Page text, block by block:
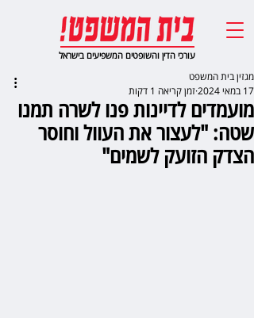
עורכי הדין והשופטים המשפיעים בישראל
מועמדים לדיינות פנו לשרה תמנו
שטה: "לעצור את העוול וחוסר
הצדק הזועק לשמים"
מגזין בית המשפט
17 במאי 2024
זמן קריאה 1 דקות